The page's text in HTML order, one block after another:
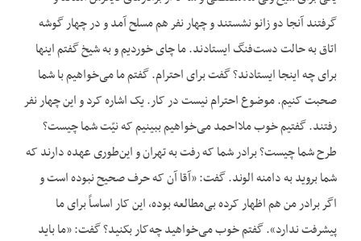
گرفتند آنجا دو زانو نشستند و چهار نفر هم مسلح آمد و در چهار گوشه
اتاق به حالت دست‌فنگ ایستادند. ما چای خوردیم و به شیخ گفتم اینها
برای چه اینجا ایستادند؟ گفت برای احترام. گفتم ما می‌خواهیم با شما
صحبت کنیم. موضوع احترام نیست در کار. یک اشاره کرد و این چهار نفر
رفتند. گفتیم خوب ملااحمد می‌خواهیم ببینیم که نیّت شما چیست؟
طرح شما چیست؟ برادر شما که رفت به تهران و این‌طوری عهده دارند که
شما بروید به دامنه الوند. گفت: «آقا آن که حرف صحیح نبوده است و
اگر برادر من هم اظهار کرده بی‌مطالعه بوده، این کار اساساً برای ما
پیشرفت ندارد». گفتم خوب می‌خواهید چه‌کار بکنید؟ گفت: «ما باید